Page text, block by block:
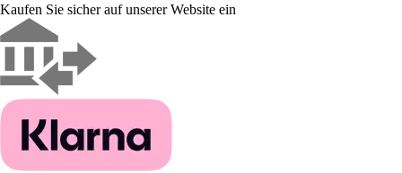
Kaufen Sie sicher auf unserer Website ein